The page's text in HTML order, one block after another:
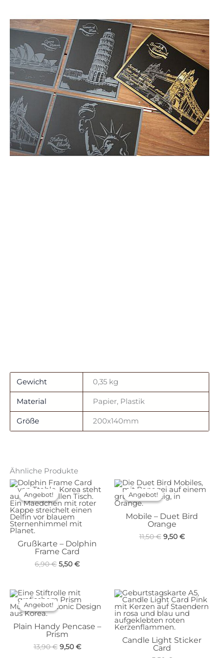
Gewicht 0,35 kg
Material Papier, Plastik
Größe 200x140mm
Ähnliche Produkte
Angebot!
Angebot!
Grußkarte – Dolphin
Frame Card
6,90€ Ursprünglicher
6,90 €
5,50 €Aktueller
5,50 €.
Angebot!
Angebot!
Mobile – Duet Bird
Orange
11,50€ Ursprünglicher
9,50 €Aktueller
Angebot!
Angebot!
Plain Handy Pencase –
Prism
13,90€ Ursprünglicher
9,50 €Aktueller
Candle Light Sticker
Card